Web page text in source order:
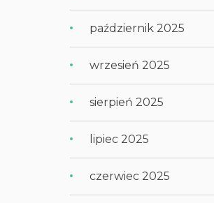
październik 2025
wrzesień 2025
sierpień 2025
lipiec 2025
czerwiec 2025